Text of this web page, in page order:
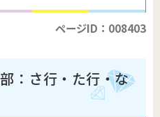
ページID：008403
：さ行・た行・な